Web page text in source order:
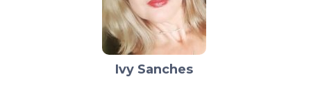
Ivy Sanches